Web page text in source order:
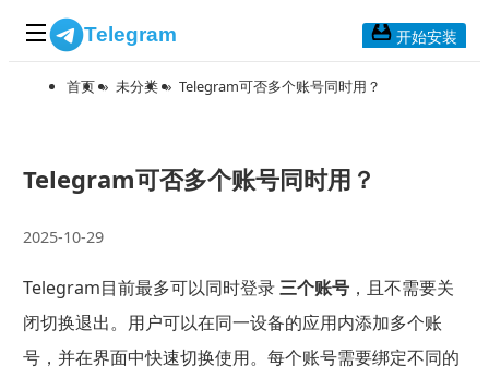
Telegram
应用下载
Telegram Mac版
Telegram安卓版
开始安装
首页 » 未分类 » Telegram可否多个账号同时用？
Telegram可否多个账号同时用？
2025-10-29
Telegram目前最多可以同时登录三个账号，且不需要关
闭切换退出。用户可以在同一设备的应用内添加多个账
号，并在界面中快速切换使用。每个账号需要绑定不同的